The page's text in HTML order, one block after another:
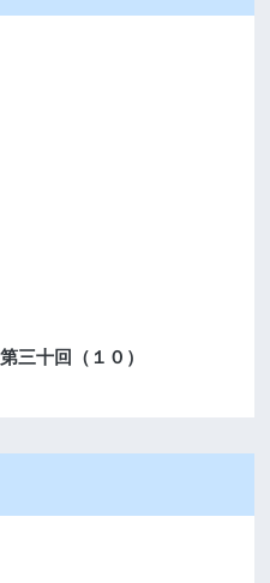
三十回（１０）